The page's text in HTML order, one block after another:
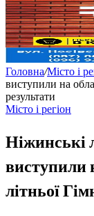
Головна/Місто і
виступили на
результати
Місто і регіон
Ніжинські
виступили
літньої